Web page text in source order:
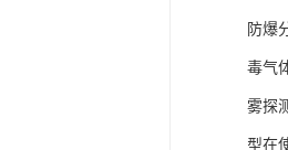
防爆
毒气
雾探
型在